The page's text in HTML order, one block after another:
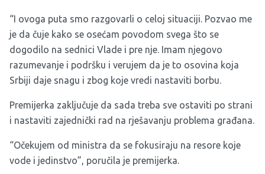
“I ovoga puta smo razgovarli o celoj situaciji. Pozvao me
je da čuje kako se osećam povodom svega što se
dogodilo na sednici Vlade i pre nje. Imam njegovo
razumevanje i podršku i verujem da je to osovina koja
Srbiji daje snagu i zbog koje vredi nastaviti borbu.
Premijerka zaključuje da sada treba sve ostaviti po strani
i nastaviti zajednički rad na rješavanju problema građana.
“Očekujem od ministra da se fokusiraju na resore koje
vode i jedinstvo”, poručila je premijerka.